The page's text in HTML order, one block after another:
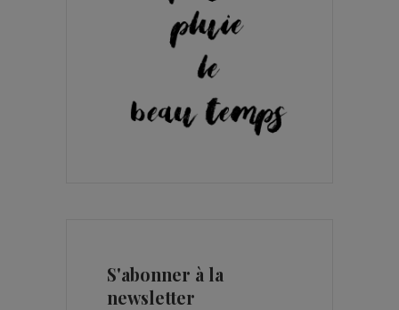
S'abonner à la
newsletter